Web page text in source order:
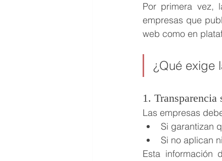
Por primera vez,
empresas que
web como en
¿Qué exige
1. Transparencia
Las empresas
Si garantizan
Si no aplican
Esta información